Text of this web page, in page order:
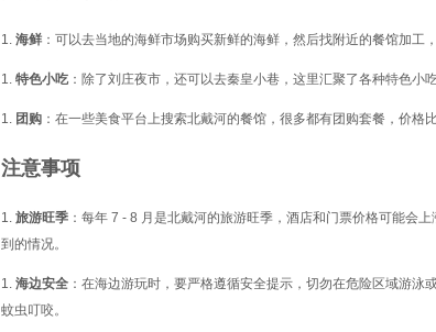
海鲜 ：可以去当地的海鲜市场购买新鲜的海鲜，然后找附近的餐馆加工
特色小吃 ：除了刘庄夜市，还可以去秦皇小巷，这里汇聚了各种特色小
团购 ：在一些美食平台上搜索北戴河的餐馆，很多都有团购套餐，价格
注意事项
旅游旺季 ：每年 7 - 8 月是北戴河的旅游旺季，酒店和门票价格可能会
到的情况。
海边安全 ：在海边游玩时，要严格遵循安全提示，切勿在危险区域游
蚊虫叮咬。